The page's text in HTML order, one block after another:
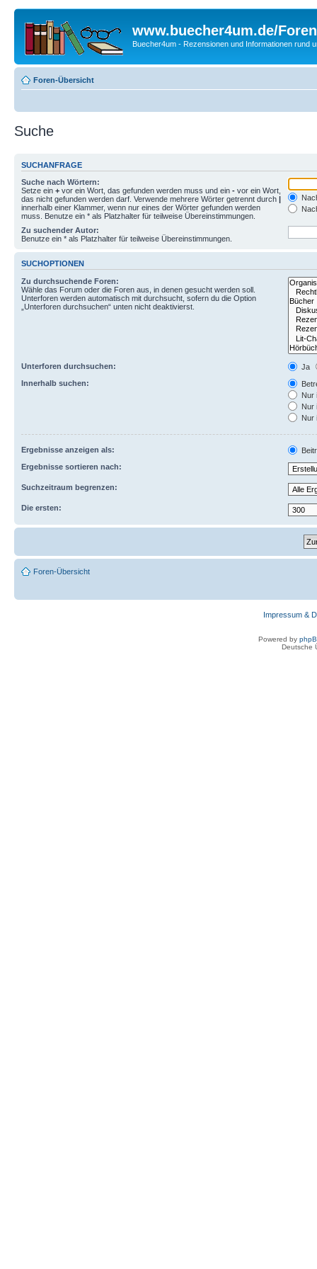
www.buecher4um.de/Foren
Buecher4um - Rezensionen und Informationen rund
Foren-Übersicht
Suche
SUCHANFRAGE
Suche nach Wörtern:
Setze ein + vor ein Wort, das gefunden werden muss und ein - vor ein Wort,
das nicht gefunden werden darf. Verwende mehrere Wörter getrennt durch |
innerhalb einer Klammer, wenn nur eines der Wörter gefunden werden
muss. Benutze ein * als Platzhalter für teilweise Übereinstimmungen.
Zu suchender Autor:
Benutze ein * als Platzhalter für teilweise Übereinstimmungen.
SUCHOPTIONEN
Zu durchsuchende Foren:
Wähle das Forum oder die Foren aus, in denen gesucht werden soll.
Unterforen werden automatisch mit durchsucht, sofern du die Option
„Unterforen durchsuchen“ unten nicht deaktivierst.
Unterforen durchsuchen:
Ja
Innerhalb suchen:
Nur
Nur
Nur
Ergebnisse anzeigen als:
Ergebnisse sortieren nach:
Suchzeitraum begrenzen:
Die ersten:
Foren-Übersicht
Impressum &
Powered by
Deutsche